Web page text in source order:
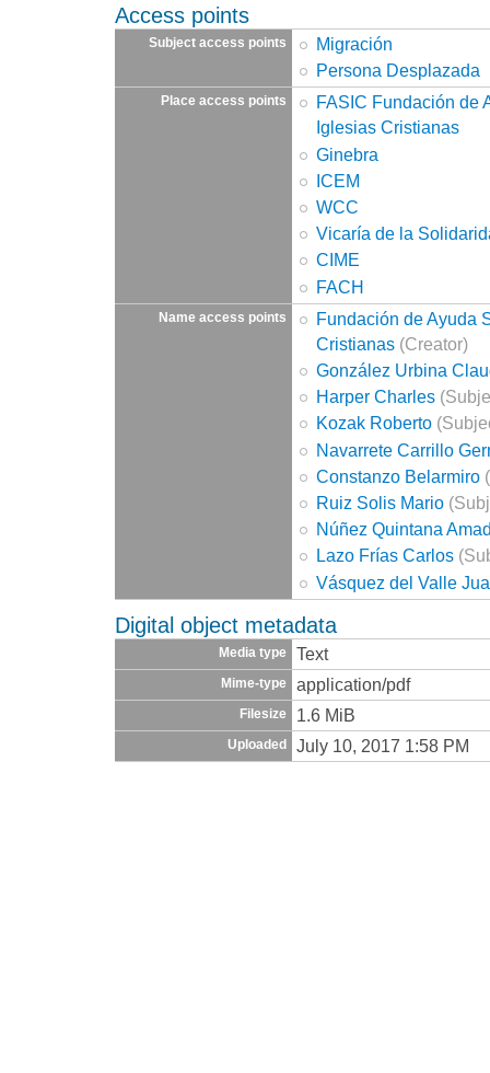
Access points
Subject access points
Migración
Persona Desplazada
Place access points
FASIC Fundación de
Iglesias Cristianas
Ginebra
ICEM
WCC
Vicaría de la
CIME
FACH
Name access points
Fundación de Ayuda
Cristianas (Creator)
González Urbina
Harper Charles
Kozak Roberto
Navarrete Carrillo
Constanzo Belarmiro
Ruiz Solis Mario
Núñez Quintana
Lazo Frías Carlos
Vásquez del Valle
Digital object metadata
Media type Text
Mime-type application/pdf
Filesize 1.6 MiB
Uploaded July 10, 2017 1:58 PM